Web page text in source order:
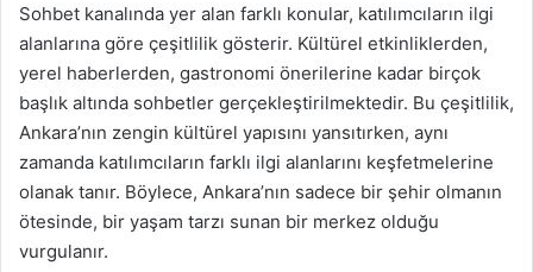
Sohbet kanalında yer alan farklı konular, katılımcıların ilgi
alanlarına göre çeşitlilik gösterir. Kültürel etkinliklerden,
yerel haberlerden, gastronomi önerilerine kadar birçok
başlık altında sohbetler gerçekleştirilmektedir. Bu çeşitlilik,
Ankara’nın zengin kültürel yapısını yansıtırken, aynı
zamanda katılımcıların farklı ilgi alanlarını keşfetmelerine
olanak tanır. Böylece, Ankara’nın sadece bir şehir olmanın
ötesinde, bir yaşam tarzı sunan bir merkez olduğu
vurgulanır.